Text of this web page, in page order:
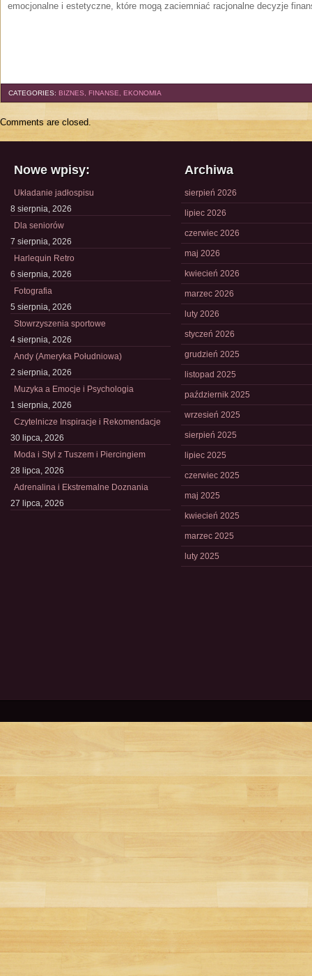
emocjonalne i estetyczne, które mogą zaciemniać racjonalne decyzje
CATEGORIES: BIZNES, FINANSE, EKONOMIA
Comments are closed.
Nowe wpisy:
Układanie jadłospisu
8 sierpnia, 2026
Dla seniorów
7 sierpnia, 2026
Harlequin Retro
6 sierpnia, 2026
Fotografia
5 sierpnia, 2026
Stowrzyszenia sportowe
4 sierpnia, 2026
Andy (Ameryka Południowa)
2 sierpnia, 2026
Muzyka a Emocje i Psychologia
1 sierpnia, 2026
Czytelnicze Inspiracje i Rekomendacje
30 lipca, 2026
Moda i Styl z Tuszem i Piercingiem
28 lipca, 2026
Adrenalina i Ekstremalne Doznania
27 lipca, 2026
Archiwa
sierpień 2026
lipiec 2026
czerwiec 2026
maj 2026
kwiecień 2026
marzec 2026
luty 2026
styczeń 2026
grudzień 2025
listopad 2025
październik 2025
wrzesień 2025
sierpień 2025
lipiec 2025
czerwiec 2025
maj 2025
kwiecień 2025
marzec 2025
luty 2025